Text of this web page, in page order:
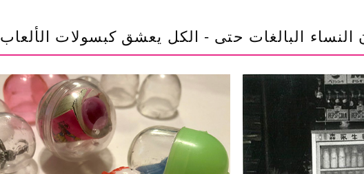
النساء البالغات حتى - الكل يعشق كبسولات الألعاب